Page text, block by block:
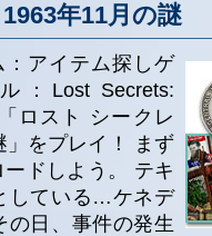
年11月の謎
アイテム探しゲ
：Lost Secrets:
ロスト シークレ
」をプレイ！ まず
ドしよう。 テキ
している…ケネデ
の日、事件の発生